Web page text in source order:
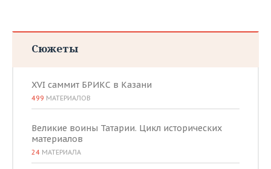
Сюжеты
XVI саммит БРИКС в Казани
499 МАТЕРИАЛОВ
Великие воины Татарии. Цикл исторических
материалов
24 МАТЕРИАЛА